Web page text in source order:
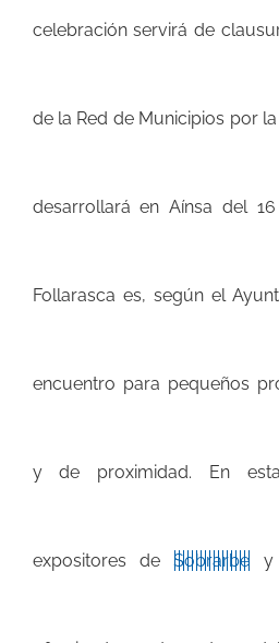
celebración servirá de
de la Red de Municipios por
desarrollará en Aínsa del
Follarasca es, según el
encuentro para pequeños
y de proximidad. En
expositores deSobrarbe y